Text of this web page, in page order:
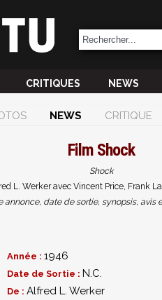
CRITIQUES NEWS
NEWS CRITIQUE
Film Shock
Shock
L. Werker avec Vincent Price, Frank
annonce, date de sortie, synopsis, avis
Année : 1946
Date de Sortie : N.C.
De : Alfred L. Werker